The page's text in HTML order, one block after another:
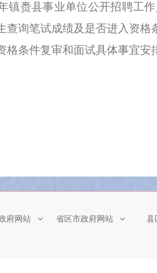
赉县事业单位公开招聘工作
查询笔试成绩及是否进入资格
条件复审和面试具体事宜安
府网站 省区市政府网站 县